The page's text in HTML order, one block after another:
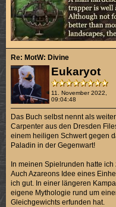
Eukaryot
11. November 2022,
09:04:48
Re: MotW: Divine
Das Buch selbst nennt als
Carpenter aus den Dresden
einem heiligen Schwert gegen
Paladin in der Gegenwart!
In meinen Spielrunden hatte
Auch Azareons Idee eines
ich gut. In einer längeren
eigene Mythologie rund um
Gleichgewichts erfunden hat.